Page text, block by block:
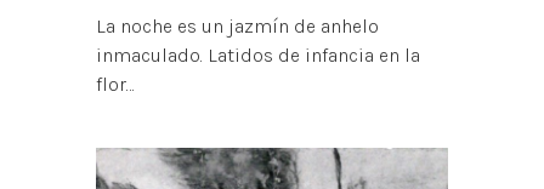
La noche es un jazmín de anhelo
inmaculado. Latidos de infancia en la
flor…